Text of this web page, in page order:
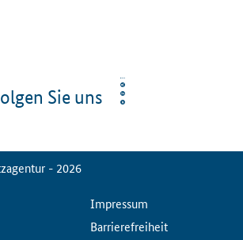
Sie uns
- 2026
ServiceMenuImpressum
Barrierefreiheit